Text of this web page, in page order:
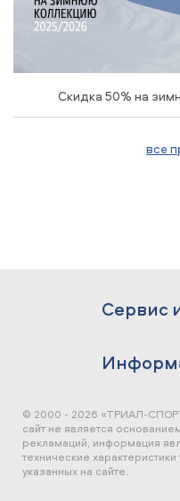
Скидка 50% на
все
Сервис
© 2000 - 2026 «ТРИАЛ-
сайт не является
рекламаций, информация
технические
указанных на сайте.